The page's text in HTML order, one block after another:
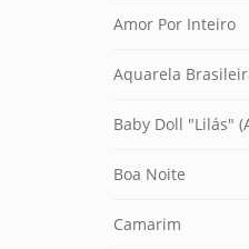
Amor Por Inteiro
Aquarela
Baby Doll "Lilás"
Boa Noite
Camarim